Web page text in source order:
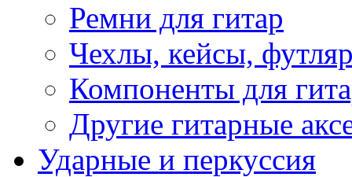
Ремни для гитар
Чехлы, кейсы,
Компоненты для
Другие гитарные
Ударные и перкуссия